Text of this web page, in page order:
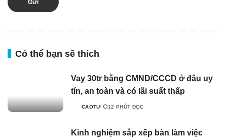
Có thể bạn sẽ thích
Vay 30tr bằng CMND/CCCD ở đâu uy
tín, an toàn và có lãi suất thấp
CAOTU 12 PHÚT ĐỌC
Kinh nghiệm sắp xếp bàn làm việc